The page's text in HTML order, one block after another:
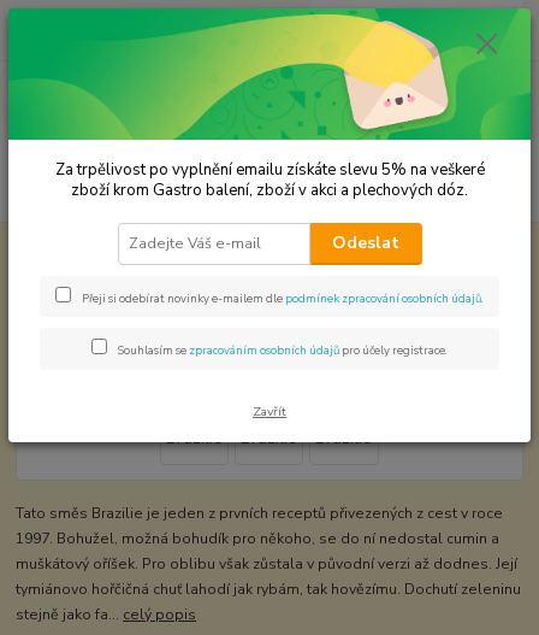
Menu
Hledat
ks
za 0,00 Kč
Koření od Samuela podle způsobu použití Brazílie
Brazílie
Tato směs Brazilie je jeden z prvních receptů přivezených z cest v roce
1997. Bohužel, možná bohudík pro někoho, se do ní nedostal cumin a
muškátový oříšek. Pro oblibu však zůstala v původní verzi až dodnes. Její
tymiánovo hořčičná chuť lahodí jak rybám, tak hovězímu. Dochutí zeleninu
stejně jako fa... celý popis
Za trpělivost po vyplnění emailu získáte slevu 5% na veškeré
zboží krom Gastro balení, zboží v akci a plechových dóz.
Odeslat
Přeji si odebírat novinky e-mailem dle podmínek zpracování osobních údajů
Souhlasím se zpracováním osobních údajů pro účely registrace.
Zavřít